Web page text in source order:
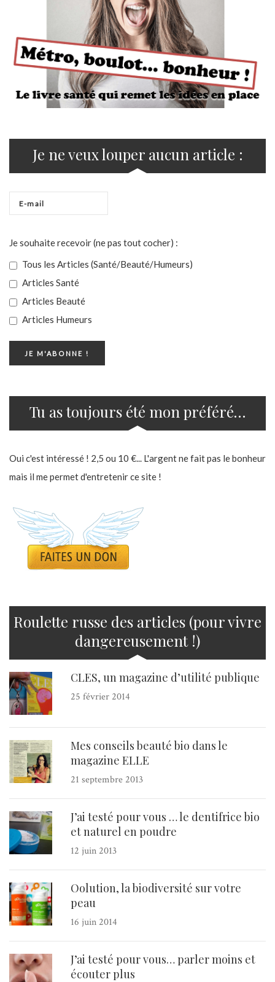
Je ne veux louper aucun article :
Je souhaite recevoir (ne pas tout cocher) :
Tous les Articles (Santé/Beauté/Humeurs)
Articles Santé
Articles Beauté
Articles Humeurs
Tu as toujours été mon préféré…
Oui c'est intéressé ! 2,5 ou 10 €... L'argent ne fait pas le bonheur
mais il me permet d'entretenir ce site !
Roulette russe des articles (pour vivre
dangereusement !)
CLES, un magazine d’utilité publique
25 février 2014
Mes conseils beauté bio dans le
magazine ELLE
21 septembre 2013
J’ai testé pour vous … le dentifrice bio
et naturel en poudre
12 juin 2013
Oolution, la biodiversité sur votre
peau
16 juin 2014
J’ai testé pour vous… parler moins et
écouter plus